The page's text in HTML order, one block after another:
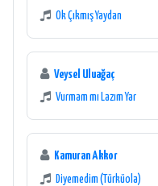
Ok Çıkmış Yaydan
Veysel Uluağaç
Vurmam mı Lazım Yar
Kamuran Akkor
Diyemedim (Türküola)